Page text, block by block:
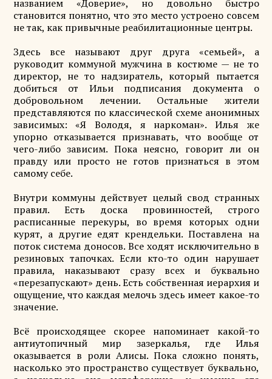
названием «Доверие», но довольно быстро
становится понятно, что это место устроено совсем
не так, как привычные реабилитационные центры.
Здесь все называют друг друга «семьей», а
руководит коммуной мужчина в костюме — не то
директор, не то надзиратель, который пытается
добиться от Ильи подписания документа о
добровольном лечении. Остальные жители
представляются по классической схеме анонимных
зависимых: «Я Володя, я наркоман». Илья же
упорно отказывается признавать, что вообще от
чего-либо зависим. Пока неясно, говорит ли он
правду или просто не готов признаться в этом
самому себе.
Внутри коммуны действует целый свод странных
правил. Есть доска провинностей, строго
расписанные перекуры, во время которых одни
курят, а другие едят крендельки. Поставлена на
поток система доносов. Все ходят исключительно в
резиновых тапочках. Если кто-то один нарушает
правила, наказывают сразу всех и буквально
«перезапускают» день. Есть собственная иерархия и
ощущение, что каждая мелочь здесь имеет какое-то
значение.
Всё происходящее скорее напоминает какой-то
антиутопичный мир зазеркалья, где Илья
оказывается в роли Алисы. Пока сложно понять,
насколько это пространство существует буквально,